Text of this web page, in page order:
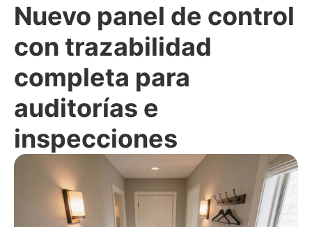
Nuevo panel de control
con trazabilidad
completa para
auditorías e
inspecciones